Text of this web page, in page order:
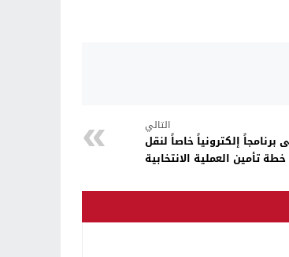
التالي
إلكترونياً خاصاً لنقل
تأمين العملية الانتخابية